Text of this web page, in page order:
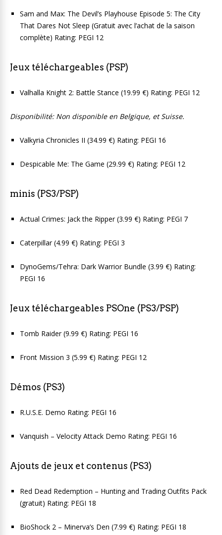
Sam and Max: The Devil’s Playhouse Episode 5: The City
That Dares Not Sleep (Gratuit avec l’achat de la saison
complète) Rating: PEGI 12
Jeux téléchargeables (PSP)
Valhalla Knight 2: Battle Stance (19.99 €) Rating: PEGI 12
Disponibilité: Non disponible en Belgique, et Suisse.
Valkyria Chronicles II (34.99 €) Rating: PEGI 16
Despicable Me: The Game (29.99 €) Rating: PEGI 12
minis (PS3/PSP)
Actual Crimes: Jack the Ripper (3.99 €) Rating: PEGI 7
Caterpillar (4.99 €) Rating: PEGI 3
DynoGems/Tehra: Dark Warrior Bundle (3.99 €) Rating:
PEGI 16
Jeux téléchargeables PSOne (PS3/PSP)
Tomb Raider (9.99 €) Rating: PEGI 16
Front Mission 3 (5.99 €) Rating: PEGI 12
Démos (PS3)
R.U.S.E. Demo Rating: PEGI 16
Vanquish – Velocity Attack Demo Rating: PEGI 16
Ajouts de jeux et contenus (PS3)
Red Dead Redemption – Hunting and Trading Outfits Pack
(gratuit) Rating: PEGI 18
BioShock 2 – Minerva’s Den (7.99 €) Rating: PEGI 18